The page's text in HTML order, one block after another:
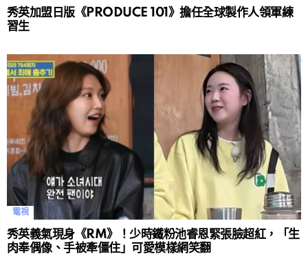
秀英加盟日版《PRODUCE 101》擔任全球製作人領軍練
習生
電視
秀英義氣現身《RM》！少時鐵粉池睿恩緊張臉超紅，「生
肉奉偶像、手被牽僵住」可愛模樣網笑翻